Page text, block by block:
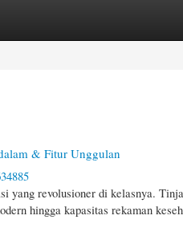
& Fitur Unggulan
yang revolusioner di kelasnya.
hingga kapasitas rekaman